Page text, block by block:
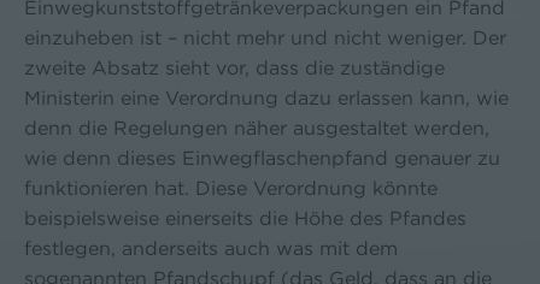
Einwegkunststoffgetränkeverpackungen ein Pfand
einzuheben ist – nicht mehr und nicht weniger. Der
zweite Absatz sieht vor, dass die zuständige
Ministerin eine Verordnung dazu erlassen kann, wie
denn die Regelungen näher ausgestaltet werden,
wie denn dieses Einwegflaschenpfand genauer zu
funktionieren hat. Diese Verordnung könnte
beispielsweise einerseits die Höhe des Pfandes
festlegen, anderseits auch was mit dem
sogenannten Pfandschupf (das Geld, dass an die